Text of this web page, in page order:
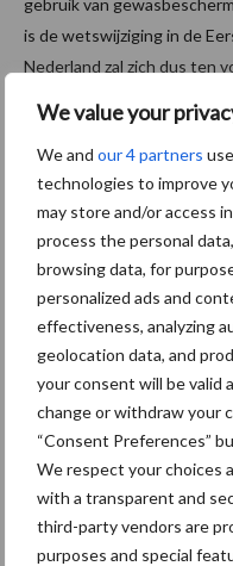
We value your
We and our 4 partners
technologies to improve
may store and/or access
process the personal
browsing data, for
personalized ads and
effectiveness, analyzing
geolocation data, and
your consent will be valid
change or withdraw your
“Consent Preferences”
We respect your choices
with a transparent and
third-party vendors are
purposes and special
gebruik van
is de wetswijziging in de
Nederland zal zich dus ten
Bron: LTO Nederland
Aanbevolen
in de
De
voor